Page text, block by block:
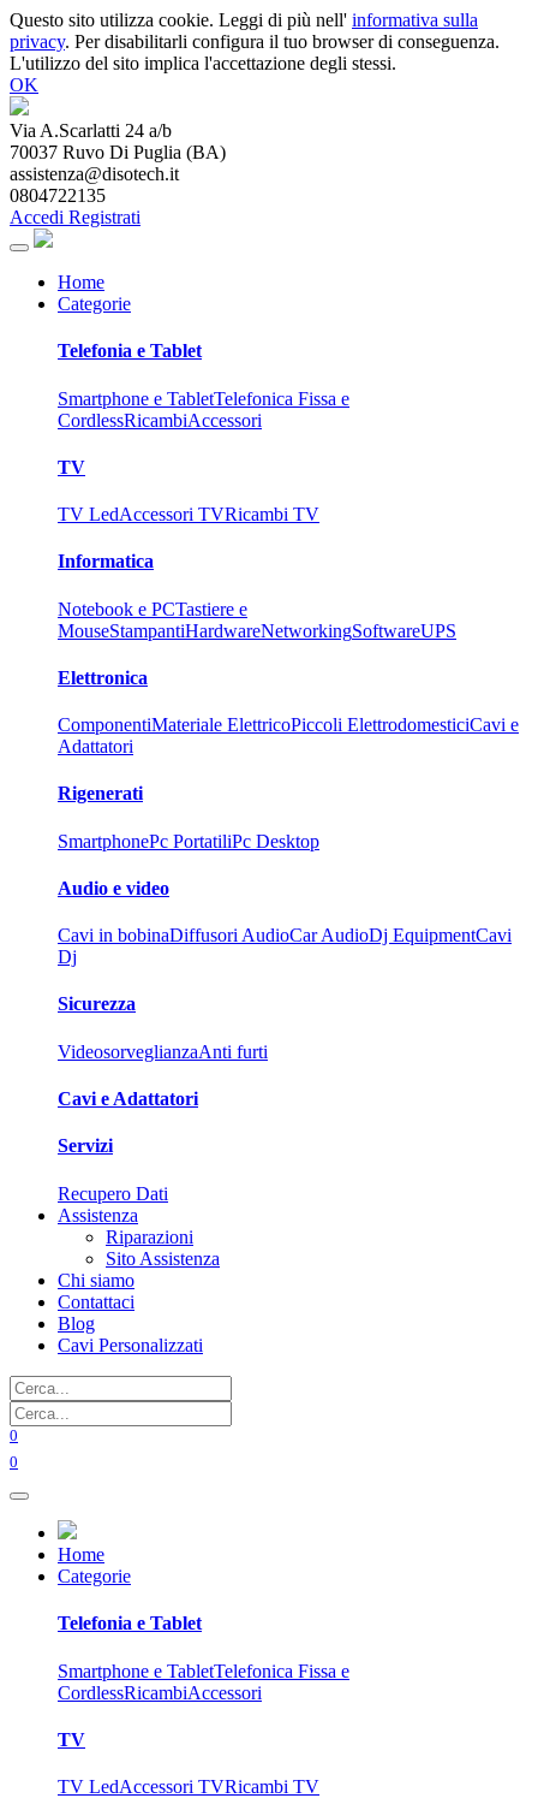
Questo sito utilizza cookie. Leggi di più nell' informativa sulla
privacy. Per disabilitarli configura il tuo browser di conseguenza.
L'utilizzo del sito implica l'accettazione degli stessi.
OK
Via A.Scarlatti 24 a/b
70037 Ruvo Di Puglia (BA)
assistenza@disotech.it
0804722135
Accedi Registrati
Home
Categorie
Telefonia e Tablet
Smartphone e TabletTelefonica Fissa e
CordlessRicambiAccessori
TV
TV LedAccessori TVRicambi TV
Informatica
Notebook e PCTastiere e
MouseStampantiHardwareNetworkingSoftwareUPS
Elettronica
ComponentiMateriale ElettricoPiccoli ElettrodomesticiCavi e
Adattatori
Rigenerati
SmartphonePc PortatiliPc Desktop
Audio e video
Cavi in bobinaDiffusori AudioCar AudioDj EquipmentCavi
Dj
Sicurezza
VideosorveglianzaAnti furti
Cavi e Adattatori
Servizi
Recupero Dati
Assistenza
Riparazioni
Sito Assistenza
Chi siamo
Contattaci
Blog
Cavi Personalizzati
0
0
Home
Categorie
Telefonia e Tablet
Smartphone e TabletTelefonica Fissa e
CordlessRicambiAccessori
TV
TV LedAccessori TVRicambi TV